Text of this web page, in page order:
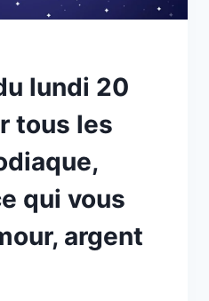
lundi 20
tous les
qui vous
argent